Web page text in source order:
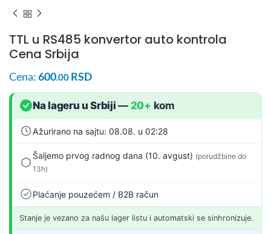
TTL u RS485 konvertor auto kontrola
Cena Srbija
Cena:600.00 RSD
Na lageru u Srbiji — 20+ kom
Ažurirano na sajtu: 08.08. u 02:28
Šaljemo prvog radnog dana (10. avgust) (porudžbine do
13h)
Plaćanje pouzećem / B2B račun
Stanje je vezano za našu lager listu i automatski se sinhronizuje.